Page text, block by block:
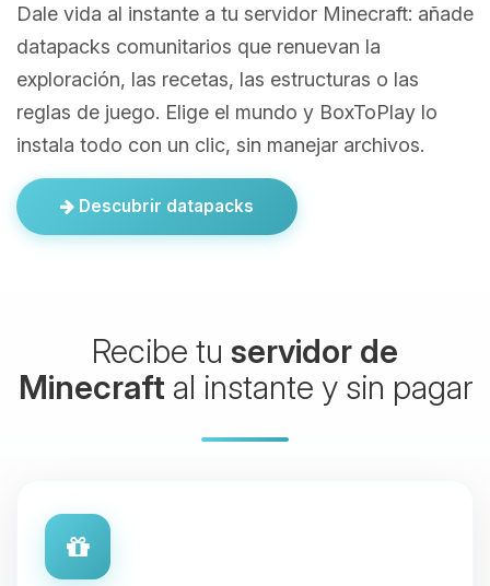
Dale vida al instante a tu servidor Minecraft: añade
datapacks comunitarios que renuevan la
exploración, las recetas, las estructuras o las
reglas de juego. Elige el mundo y BoxToPlay lo
instala todo con un clic, sin manejar archivos.
Descubrir datapacks
Recibe tu servidor de
Minecraft al instante y sin pagar